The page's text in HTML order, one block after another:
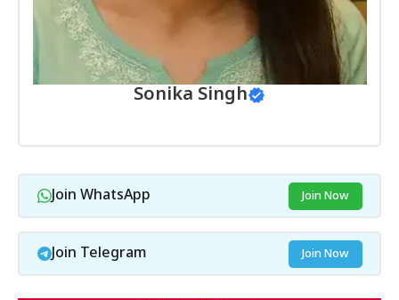
Sonika Singh
Join WhatsApp Join Now
Join Telegram Join Now